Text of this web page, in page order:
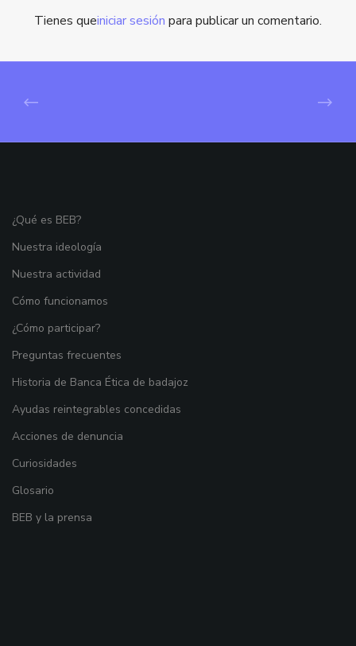
Tienes queiniciar sesión para publicar un comentario.
¿Qué es BEB?
Nuestra ideología
Nuestra actividad
Cómo funcionamos
¿Cómo participar?
Preguntas frecuentes
Historia de Banca Ética de badajoz
Ayudas reintegrables concedidas
Acciones de denuncia
Curiosidades
Glosario
BEB y la prensa